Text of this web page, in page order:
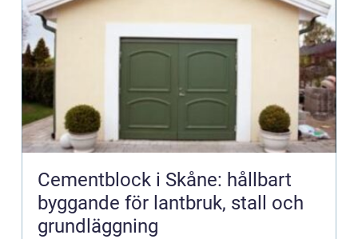
Cementblock i Skåne: hållbart
byggande för lantbruk, stall och
grundläggning